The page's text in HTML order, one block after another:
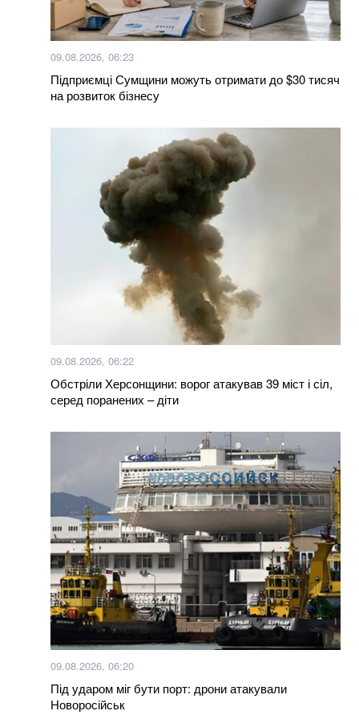
Українка придбала куртку у польському секонд-
хенді і знайшла в кишені неймовірного листа
Більше новин
09.08.2026, 06:23
Підприємці Сумщини можуть отримати до $30 тисяч
на розвиток бізнесу
09.08.2026, 06:22
Обстріли Херсонщини: ворог атакував 39 міст і сіл,
серед поранених – діти
09.08.2026, 06:20
Під ударом міг бути порт: дрони атакували
Новоросійськ